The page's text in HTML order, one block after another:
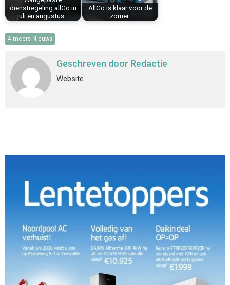
dienstregeling allGo in
juli en augustus…
AllGo is klaar voor de
zomer
Almeers Nieuws
Geschreven door Redactie
Website